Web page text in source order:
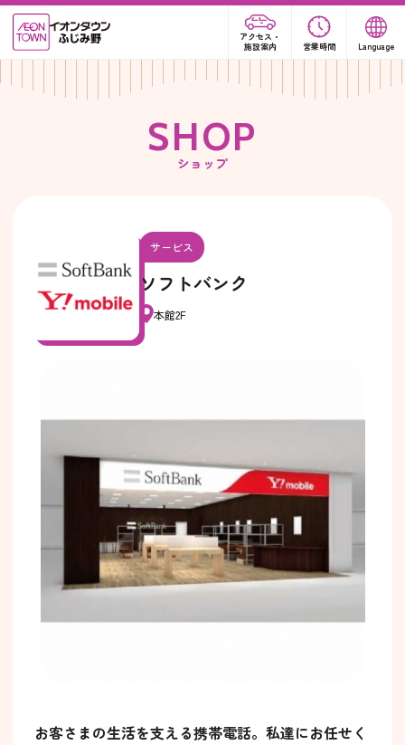
アクセス・
施設案内
営業時間 Language
SHOP
ショップ
サービス
ソフトバンク
本館2F
お客さまの生活を支える携帯電話。私達にお任せく